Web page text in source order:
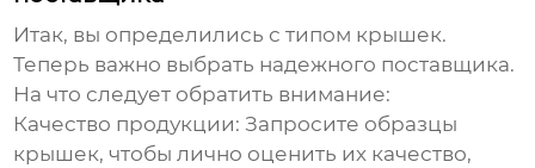
Итак, вы определились с типом крышек.
Теперь важно выбрать надежного поставщика.
На что следует обратить внимание:
Качество продукции: Запросите образцы
крышек, чтобы лично оценить их качество,